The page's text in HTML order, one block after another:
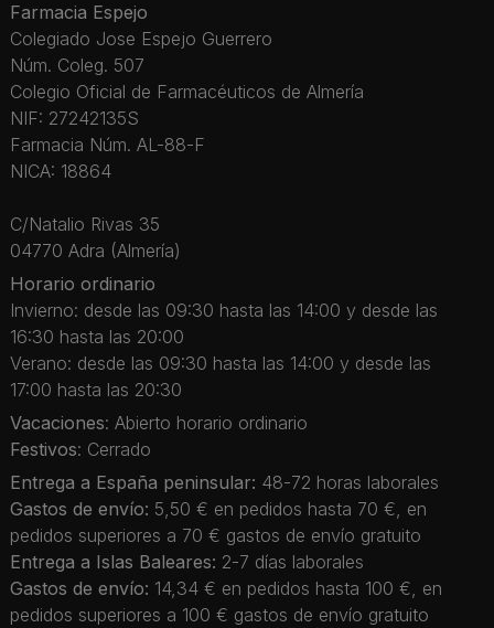
Farmacia Espejo
Colegiado Jose Espejo Guerrero
Núm. Coleg. 507
Colegio Oficial de Farmacéuticos de Almería
NIF: 27242135S
Farmacia Núm. AL-88-F
NICA: 18864
C/Natalio Rivas 35
04770 Adra (Almería)
Horario ordinario
Invierno: desde las 09:30 hasta las 14:00 y desde las
16:30 hasta las 20:00
Verano: desde las 09:30 hasta las 14:00 y desde las
17:00 hasta las 20:30
Vacaciones: Abierto horario ordinario
Festivos: Cerrado
Entrega a España peninsular: 48-72 horas laborales
Gastos de envío: 5,50 € en pedidos hasta 70 €, en
pedidos superiores a 70 € gastos de envío gratuito
Entrega a Islas Baleares: 2-7 días laborales
Gastos de envío: 14,34 € en pedidos hasta 100 €, en
pedidos superiores a 100 € gastos de envío gratuito